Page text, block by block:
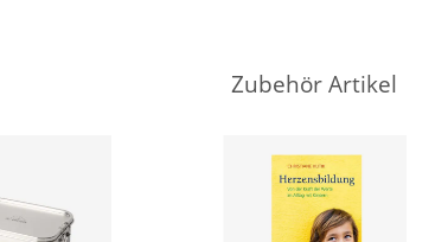
Zubehör Artikel